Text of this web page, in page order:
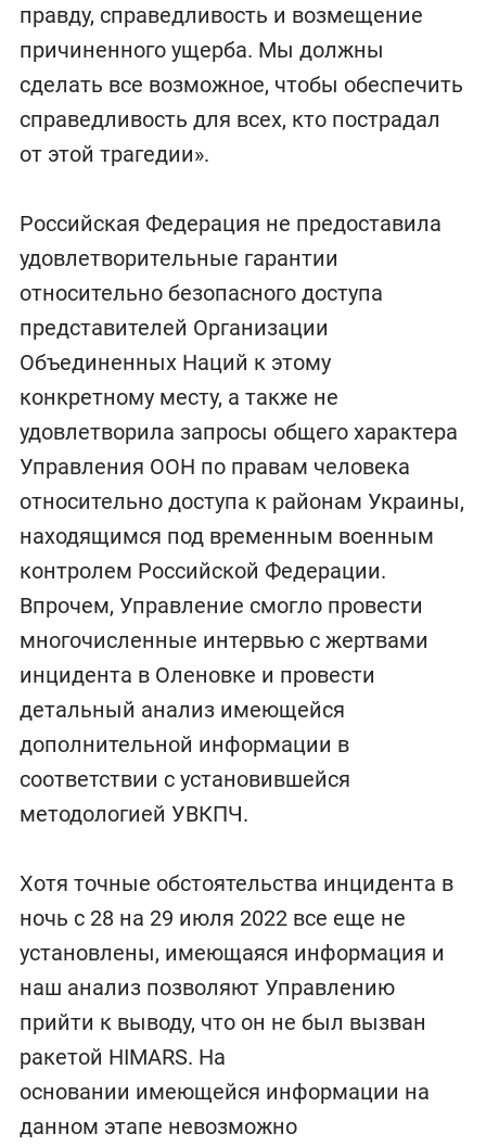
правду, справедливость и возмещение
причиненного ущерба. Мы должны
сделать все возможное, чтобы обеспечить
справедливость для всех, кто пострадал
от этой трагедии».
Российская Федерация не предоставила
удовлетворительные гарантии
относительно безопасного доступа
представителей Организации
Объединенных Наций к этому
конкретному месту, а также не
удовлетворила запросы общего характера
Управления ООН по правам человека
относительно доступа к районам Украины,
находящимся под временным военным
контролем Российской Федерации.
Впрочем, Управление смогло провести
многочисленные интервью с жертвами
инцидента в Оленовке и провести
детальный анализ имеющейся
дополнительной информации в
соответствии с установившейся
методологией УВКПЧ.
Хотя точные обстоятельства инцидента в
ночь с 28 на 29 июля 2022 все еще не
установлены, имеющаяся информация и
наш анализ позволяют Управлению
прийти к выводу, что он не был вызван
ракетой HIMARS. На
основании имеющейся информации на
данном этапе невозможно